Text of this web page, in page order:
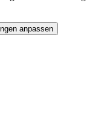
anpassen